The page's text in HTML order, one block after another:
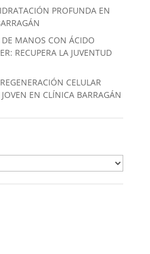
PROFUNDA EN
DE MANOS CON ÁCIDO
RECUPERA LA JUVENTUD
CELULAR
EN CLÍNICA BARRAGÁN